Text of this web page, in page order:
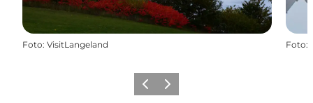
Foto: VisitLangeland Foto:
ZurückWeiter